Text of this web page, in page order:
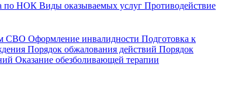
по НОК Виды оказываемых услуг Противодействие
СВО Оформление инвалидности Подготовка к
Порядок обжалования действий Порядок
Оказание обезболивающей терапии